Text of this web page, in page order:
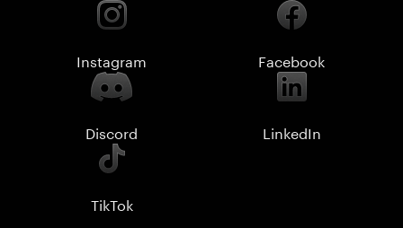
Instagram Facebook
Discord LinkedIn
TikTok